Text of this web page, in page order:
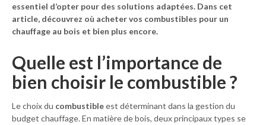
essentiel d’opter pour des solutions adaptées. Dans cet
article, découvrez où acheter vos combustibles pour un
chauffage au bois et bien plus encore.
Quelle est l’importance de
bien choisir le combustible ?
Le choix du combustibleest déterminant dans la gestion du
budget chauffage. En matière de bois, deux principaux types se